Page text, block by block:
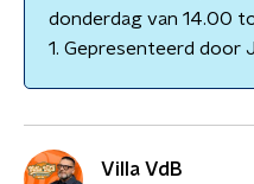
donderdag van 14.00
1. Gepresenteerd door
Villa VdB